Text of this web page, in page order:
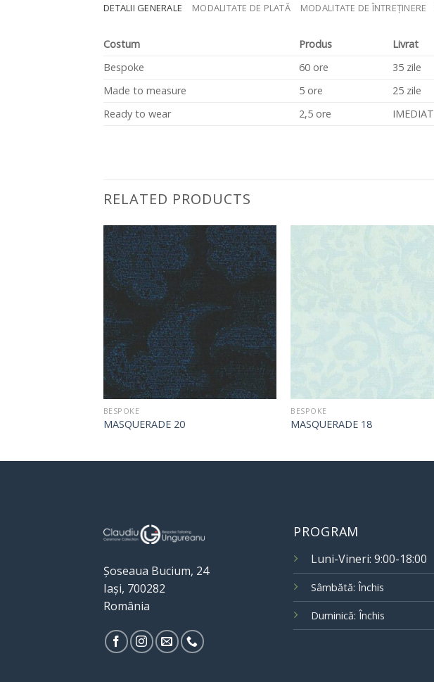
DETALII GENERALE MODALITATE DE PLATĂ MODALITATE DE ÎNTREȚINERE
Costum Produs Livrat
Bespoke
60 ore 35 zile
Made to measure
5 ore 25 zile
Ready to wear
2,5 ore IMEDIAT
RELATED PRODUCTS
BESPOKE
MASQUERADE 20
BESPOKE
MASQUERADE 18
Șoseaua Bucium, 24
Iași, 700282
România
PROGRAM
Luni-Vineri: 9:00-18:00
Sâmbătă: Închis
Duminică: Închis